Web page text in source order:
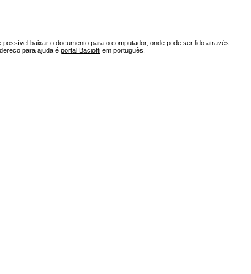
possível baixar o documento para o computador, onde pode ser lido através
para ajuda é portal Baciottiem português.